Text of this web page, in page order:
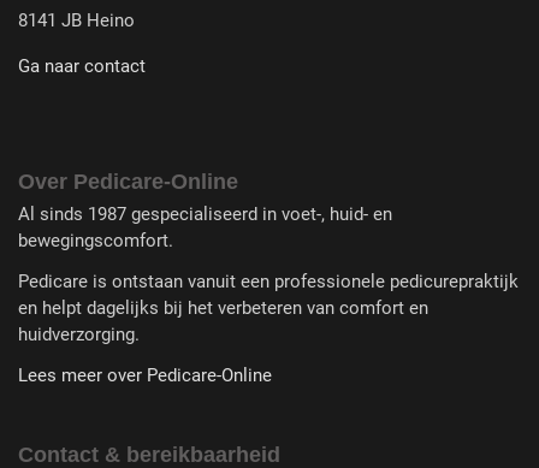
8141 JB Heino
Ga naar contact
Over Pedicare-Online
Al sinds 1987 gespecialiseerd in voet-, huid- en
bewegingscomfort.
Pedicare is ontstaan vanuit een professionele pedicurepraktijk
en helpt dagelijks bij het verbeteren van comfort en
huidverzorging.
Lees meer over Pedicare-Online
Contact & bereikbaarheid